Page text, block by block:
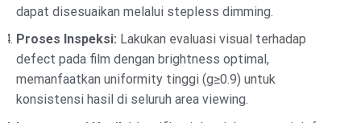
dapat disesuaikan melalui stepless dimming.
Proses Inspeksi: Lakukan evaluasi visual terhadap
defect pada film dengan brightness optimal,
memanfaatkan uniformity tinggi (g≥0.9) untuk
konsistensi hasil di seluruh area viewing.